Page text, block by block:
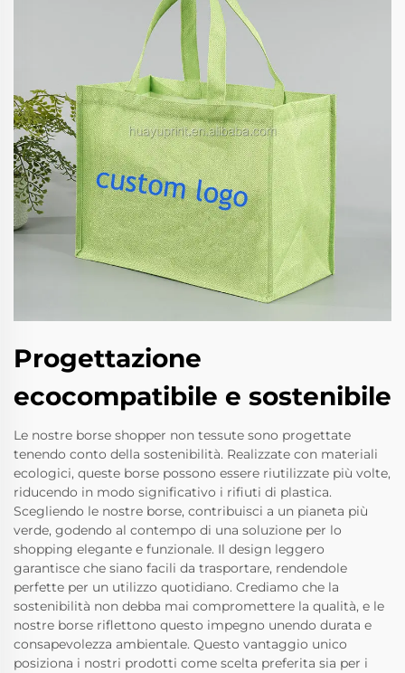
Progettazione
ecocompatibile e sostenibile
Le nostre borse shopper non tessute sono progettate
tenendo conto della sostenibilità. Realizzate con materiali
ecologici, queste borse possono essere riutilizzate più volte,
riducendo in modo significativo i rifiuti di plastica.
Scegliendo le nostre borse, contribuisci a un pianeta più
verde, godendo al contempo di una soluzione per lo
shopping elegante e funzionale. Il design leggero
garantisce che siano facili da trasportare, rendendole
perfette per un utilizzo quotidiano. Crediamo che la
sostenibilità non debba mai compromettere la qualità, e le
nostre borse riflettono questo impegno unendo durata e
consapevolezza ambientale. Questo vantaggio unico
posiziona i nostri prodotti come scelta preferita sia per i